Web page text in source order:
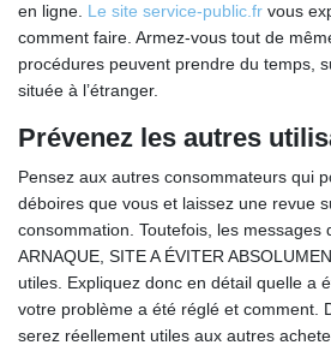
en ligne. Le site service-public.fr vous
comment faire. Armez-vous tout de
procédures peuvent prendre du temps,
située à l’étranger.
Prévenez les autres
Pensez aux autres consommateurs qui
déboires que vous et laissez une revue
consommation. Toutefois, les messages
ARNAQUE, SITE A ÉVITER
utiles. Expliquez donc en détail quelle a
votre problème a été réglé et comment.
serez réellement utiles aux autres